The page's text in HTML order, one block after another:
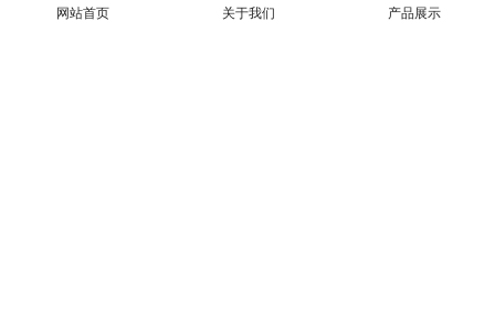
网站首页 关于我们 产品展示